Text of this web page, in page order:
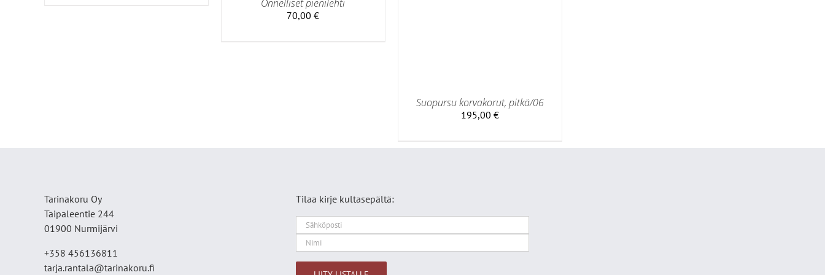
Onnelliset pienilehti
70,00€
Suopursu korvakorut, pitkä/06
195,00 €
Tarinakoru Oy
Taipaleentie 244
01900 Nurmijärvi
+358 456136811
tarja.rantala@tarinakoru.fi
Tilaa kirje kultasepältä: